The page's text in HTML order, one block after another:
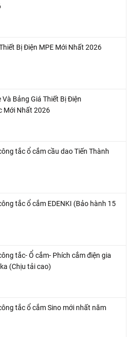
Bị Điện MPE Mới Nhất 2026
Bảng Giá Thiết Bị Điện
Mới Nhất 2026
tắc ổ cắm cầu dao Tiến Thành
tắc ổ cắm EDENKI (Bảo hành 15
tắc- Ổ cắm- Phích cắm điện gia
(Chịu tải cao)
tắc ổ cắm Sino mới nhất năm